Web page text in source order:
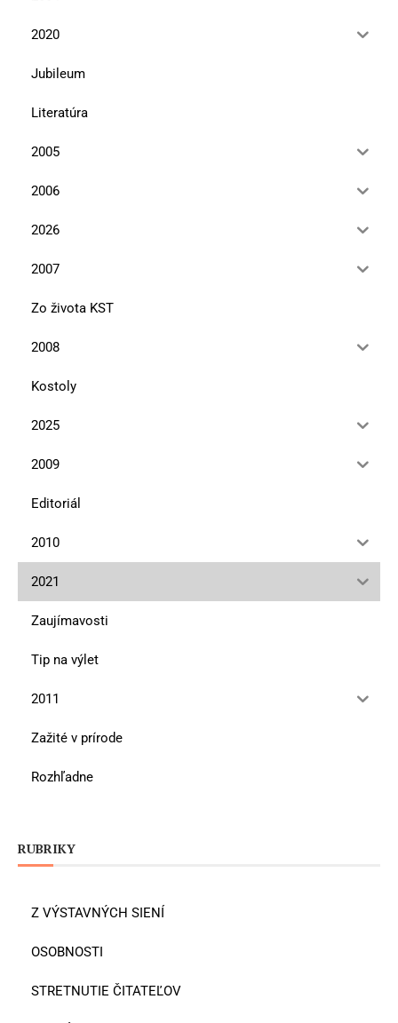
2020
Jubileum
Literatúra
2005
2006
2026
2007
Zo života KST
2008
Kostoly
2025
2009
Editoriál
2010
2021
Zaujímavosti
Tip na výlet
2011
Zažité v prírode
Rozhľadne
RUBRIKY
Z VÝSTAVNÝCH SIENÍ
OSOBNOSTI
STRETNUTIE ČITATEĽOV